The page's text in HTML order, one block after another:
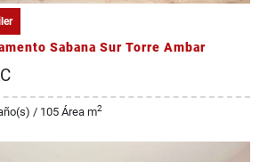
Sabana Sur Torre Ambar
/ 105 Área m2